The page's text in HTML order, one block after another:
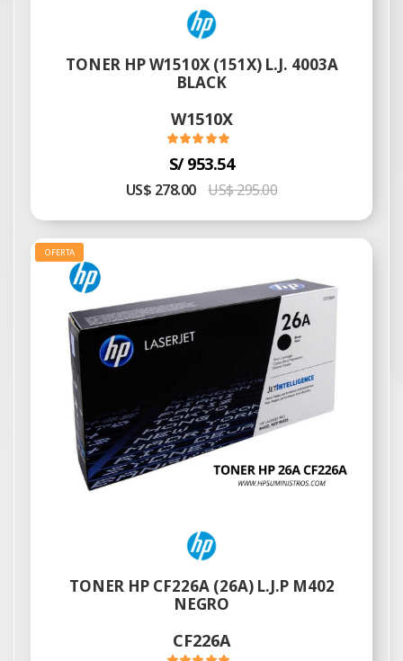
TONER HP W1510X (151X) L.J. 4003A
BLACK
W1510X
S/ 953.54
US$ 278.00 US$ 295.00
OFERTA
TONER HP CF226A (26A) L.J.P M402
NEGRO
CF226A